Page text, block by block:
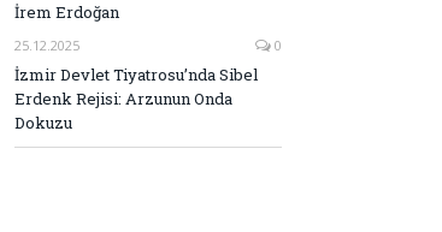
İrem Erdoğan
25.12.2025 0
İzmir Devlet Tiyatrosu’nda Sibel
Erdenk Rejisi: Arzunun Onda
Dokuzu